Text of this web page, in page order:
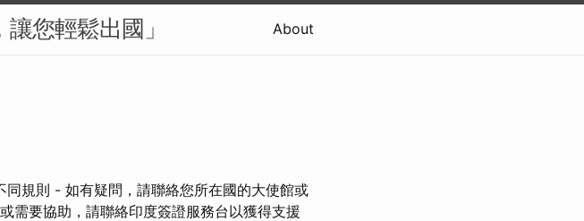
您輕鬆出國」 About
規則 - 如有疑問，請聯絡您所在國的大使館或
需要協助，請聯絡印度簽證服務台以獲得支援